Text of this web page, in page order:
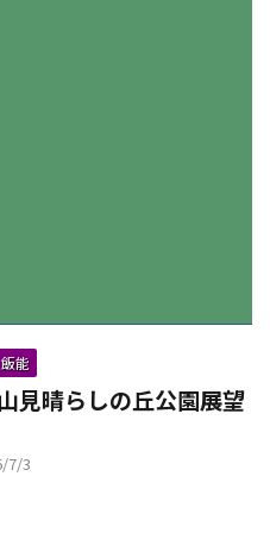
能
見晴らしの丘公園展望
7/3